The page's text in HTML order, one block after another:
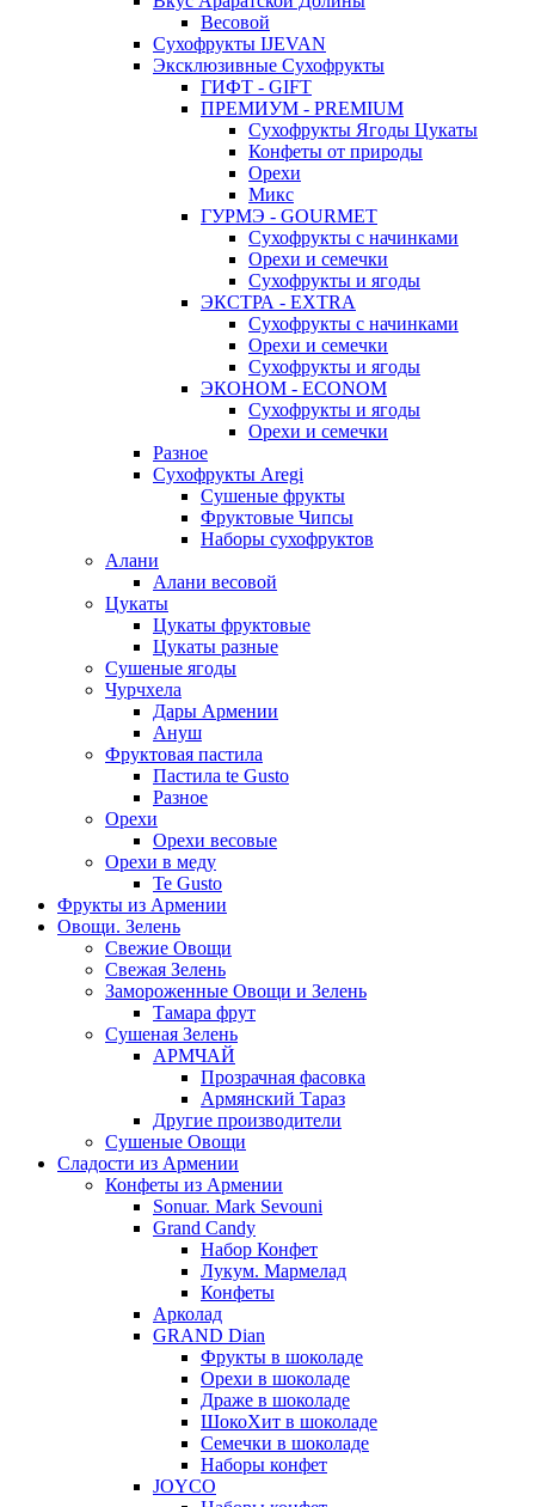
Весовой
Сухофрукты IJEVAN
Эксклюзивные Сухофрукты
ГИФТ - GIFT
ПРЕМИУМ - PREMIUM
Сухофрукты Ягоды Цукаты
Конфеты от природы
Орехи
Микс
ГУРМЭ - GOURMET
Сухофрукты с начинками
Орехи и семечки
Сухофрукты и ягоды
ЭКСТРА - EXTRA
Сухофрукты с начинками
Орехи и семечки
Сухофрукты и ягоды
ЭКОНОМ - ECONOM
Сухофрукты и ягоды
Орехи и семечки
Разное
Сухофрукты Aregi
Сушеные фрукты
Фруктовые Чипсы
Наборы сухофруктов
Алани
Алани весовой
Цукаты
Цукаты фруктовые
Цукаты разные
Сушеные ягоды
Чурчхела
Дары Армении
Ануш
Фруктовая пастила
Пастила te Gusto
Разное
Орехи
Орехи весовые
Орехи в меду
Te Gusto
Фрукты из Армении
Овощи. Зелень
Свежие Овощи
Свежая Зелень
Замороженные Овощи и Зелень
Тамара фрут
Сушеная Зелень
АРМЧАЙ
Прозрачная фасовка
Армянский Тараз
Другие производители
Сушеные Овощи
Сладости из Армении
Конфеты из Армении
Sonuar. Mark Sevouni
Grand Candy
Набор Конфет
Лукум. Мармелад
Конфеты
Арколад
GRAND Dian
Фрукты в шоколаде
Орехи в шоколаде
Драже в шоколаде
ШокоХит в шоколаде
Семечки в шоколаде
Наборы конфет
JOYCO